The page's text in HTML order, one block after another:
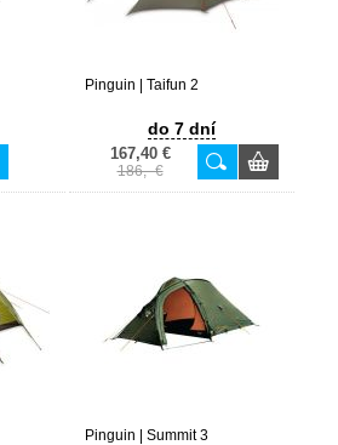
Pinguin | Taifun 2
do 7 dní
167,40 €
186,- €
Pinguin | Summit 3